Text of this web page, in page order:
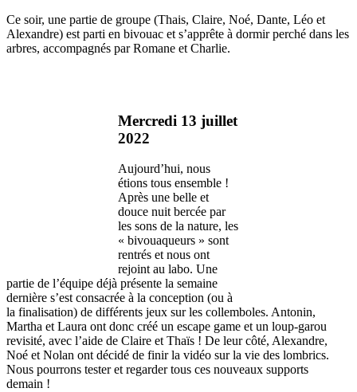
Ce soir, une partie de groupe (Thais, Claire, Noé, Dante, Léo et
Alexandre) est parti en bivouac et s’apprête à dormir perché dans les
arbres, accompagnés par Romane et Charlie.
Mercredi 13 juillet
2022
Aujourd’hui, nous
étions tous ensemble !
Après une belle et
douce nuit bercée par
les sons de la nature, les
« bivouaqueurs » sont
rentrés et nous ont
rejoint au labo. Une
partie de l’équipe déjà présente la semaine
dernière s’est consacrée à la conception (ou à
la finalisation) de différents jeux sur les collemboles. Antonin,
Martha et Laura ont donc créé un escape game et un loup-garou
revisité, avec l’aide de Claire et Thaïs ! De leur côté, Alexandre,
Noé et Nolan ont décidé de finir la vidéo sur la vie des lombrics.
Nous pourrons tester et regarder tous ces nouveaux supports
demain !